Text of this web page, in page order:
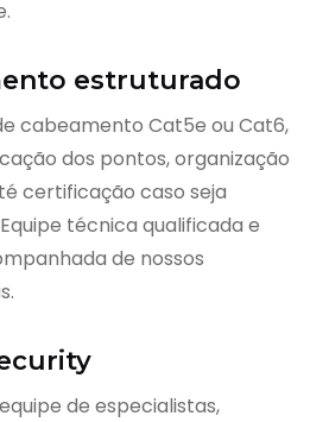
estruturado
cabeamento Cat5e ou Cat6,
dos pontos, organização
certificação caso seja
técnica qualificada e
de nossos
de especialistas,